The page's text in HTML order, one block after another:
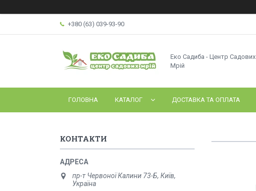
+380 (63) 039-93-90
Еко Садиба - Центр Садових
Мрій
ГОЛОВНА КАТАЛОГ ДОСТАВКА ТА ОПЛАТА
КОНТАКТИ
пр-т Червоної Калини 73-Б, Київ,
Україна